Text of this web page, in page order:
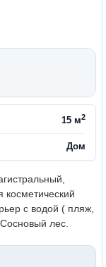
15 м2
Дом
косметический
с водой ( пляж,
лес.